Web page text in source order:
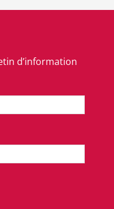
d’information